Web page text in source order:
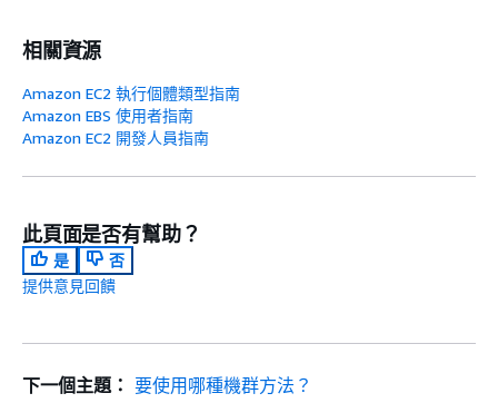
相關資源
Amazon EC2 執行個體類型指南
Amazon EBS 使用者指南
Amazon EC2 開發人員指南
此頁面是否有幫助？
是
否
提供意見回饋
下一個主題： 要使用哪種機群方法？